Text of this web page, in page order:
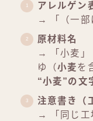
アレルゲン
→ 「（一部
原材料名
→ 「小麦」
ゆ（小麦を
“小麦”の文
注意書き（
→ 「同じ工